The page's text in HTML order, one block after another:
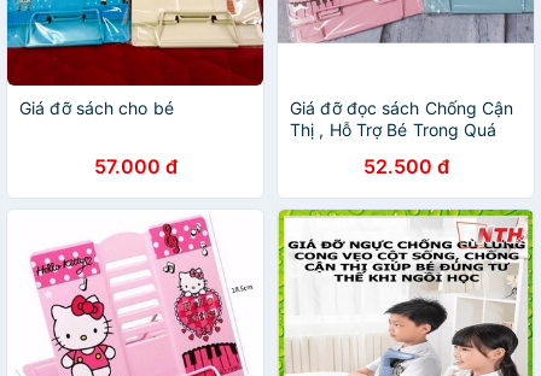
Giá đỡ sách cho bé
57.000 đ
Giá đỡ đọc sách Chống Cận
Thị , Hỗ Trợ Bé Trong Quá
52.500 đ